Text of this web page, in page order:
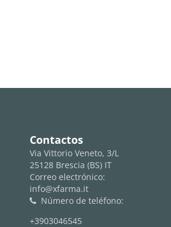
Contactos
Via Vittorio Veneto, 3/L
25128 Brescia (BS) IT
Correo electrónico:
info@xfarma.it
phone
Número de teléfono:
+3903046545